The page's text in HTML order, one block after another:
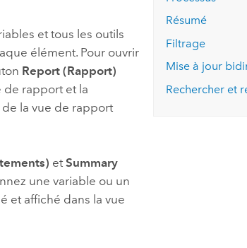
essai gratuit.
Explorer ce
de
Lire le récit
et tous les outils
élément. Pour ouvrir
Report (Rapport)
de rapport et la
la vue de rapport
etSummary
une variable ou un
et affiché dans la vue
Résumé
Filtrage
Mise à jour
Rechercher et